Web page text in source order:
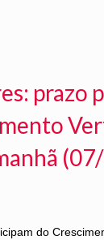
prazo
do